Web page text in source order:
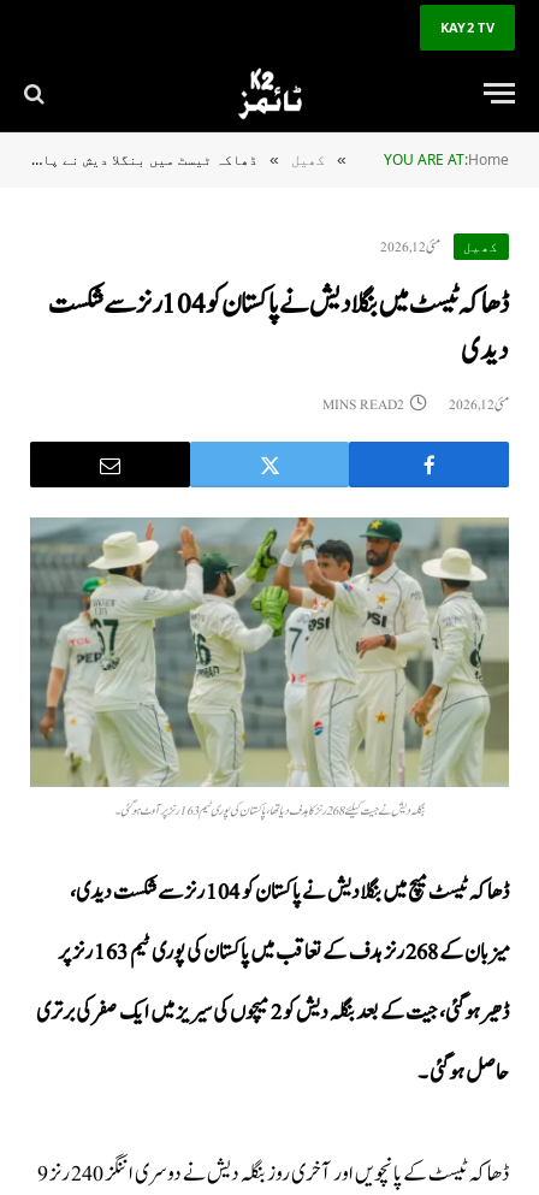
KAY2 TV
YOU ARE AT:Home
» کھیل » ڈھاکہ ٹیسٹ میں بنگلا دیش نے پاکستان کو 104 رنز سے شکست دیدی
کھیل مئی 12, 2026
ڈھاکہ ٹیسٹ میں بنگلا دیش نے پاکستان کو 104 رنز سے شکست
دیدی
مئی 12, 2026 2 MINS READ
بنگلہ دیش نے جیت کیلئے 268 رنز کا ہدف دیا تھا، پاکستان کی پوری ٹیم 163 رنز پر آوٹ ہو گئی ۔
ڈھاکہ ٹیسٹ میچ میں بنگلادیش نے پاکستان کو 104 رنز سے شکست دیدی،
میزبان کے 268 رنز ہدف کے تعاقب میں پاکستان کی پوری ٹیم 163 رنز پر
ڈھیر ہو گئی، جیت کے بعد بنگلہ دیش کو 2 میچوں کی سیریز میں ایک صفر کی برتری
حاصل ہو گئی ۔
ڈھاکہ ٹیسٹ کے پانچویں اور آخری روز بنگلہ دیش نے دوسری اننگز 240 رنز 9